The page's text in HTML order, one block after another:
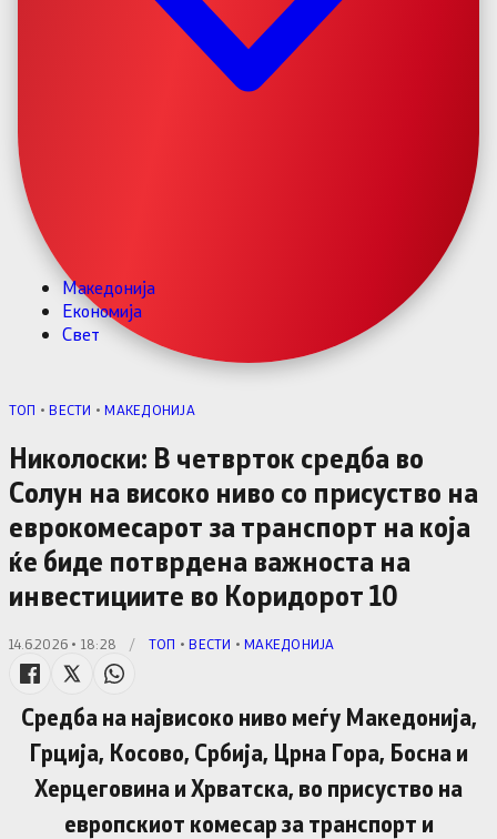
Македонија
Економија
Свет
TОП •ВЕСТИ •МАКЕДОНИЈА
Николоски: В четврток средба во
Солун на високо ниво со присуство на
еврокомесарот за транспорт на која
ќе биде потврдена важноста на
инвестициите во Коридорот 10
14.6.2026 • 18:28 / TОП •ВЕСТИ •МАКЕДОНИЈА
Средба на највисоко ниво меѓу Македонија,
Грција, Косово, Србија, Црна Гора, Босна и
Херцеговина и Хрватска, во присуство на
европскиот комесар за транспорт и